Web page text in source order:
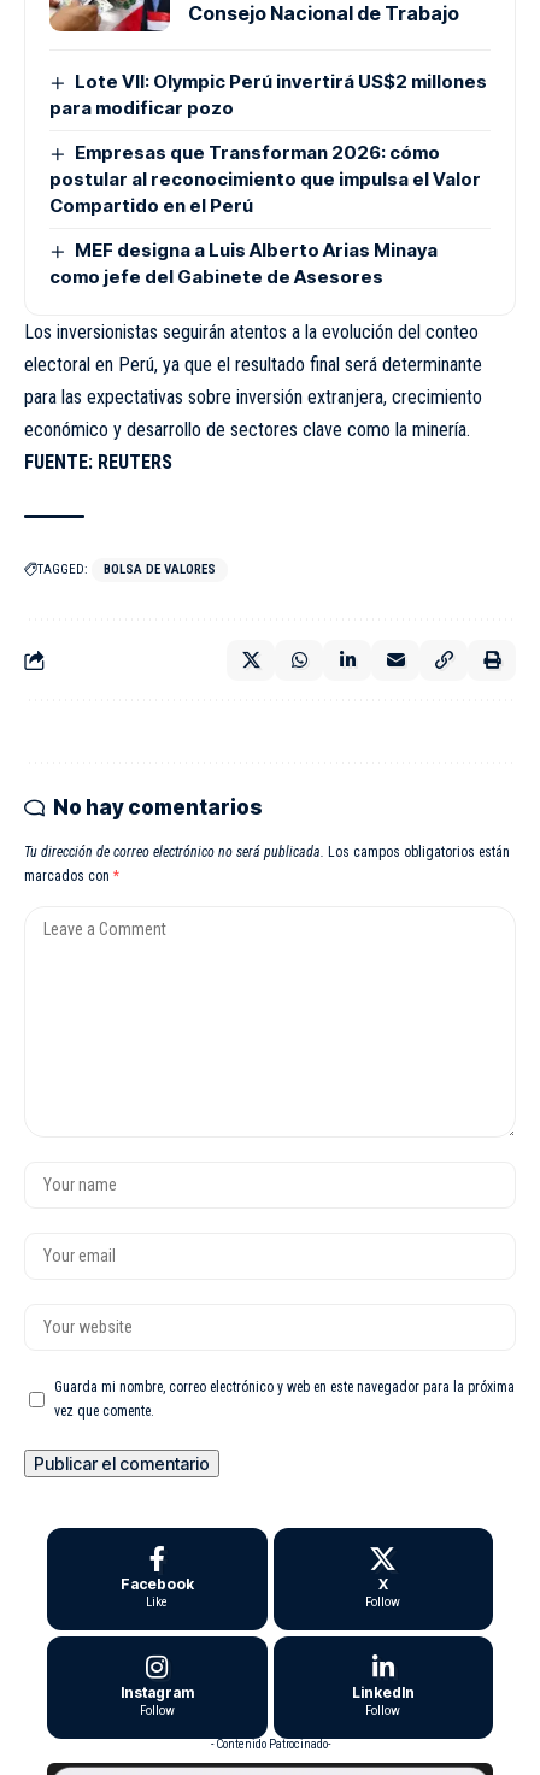
Consejo Nacional de Trabajo
Lote VII: Olympic Perú invertirá US$2 millones
para modificar pozo
Empresas que Transforman 2026: cómo
postular al reconocimiento que impulsa el Valor
Compartido en el Perú
MEF designa a Luis Alberto Arias Minaya
como jefe del Gabinete de Asesores
Los inversionistas seguirán atentos a la evolución del conteo
electoral en Perú, ya que el resultado final será determinante
para las expectativas sobre inversión extranjera, crecimiento
económico y desarrollo de sectores clave como la minería.
FUENTE: REUTERS
TAGGED: BOLSA DE VALORES
No hay comentarios
Tu dirección de correo electrónico no será publicada. Los campos obligatorios están
marcados con *
Guarda mi nombre, correo electrónico y web en este navegador para la próxima
vez que comente.
Facebook
Like
X
Follow
Instagram
Follow
LinkedIn
Follow
- Contenido Patrocinado-